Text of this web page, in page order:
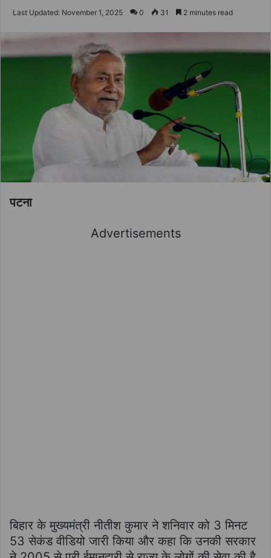
Last Updated: November 1, 2025 0 31 2 minutes read
पटना
Advertisements
बिहार के मुख्यमंत्री नीतीश कुमार ने शनिवार को 3 मिनट
53 सेकंड वीडियो जारी किया और कहा कि उनकी सरकार